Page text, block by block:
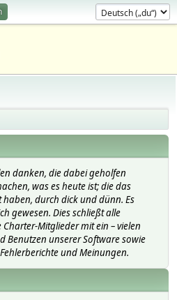
danken, die dabei geholfen
was es heute ist; die das
durch dick und dünn. Es
gewesen. Dies schließt alle
Mitglieder mit ein – vielen
Benutzen unserer Software sowie
und Meinungen.